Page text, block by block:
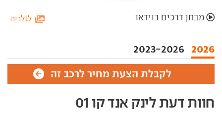
2026
2023-2026
לגלריה מבחן דרכים בוידאו
לקבלת הצעת מחיר לרכב זה
חוות דעת לינק אנד קו 01